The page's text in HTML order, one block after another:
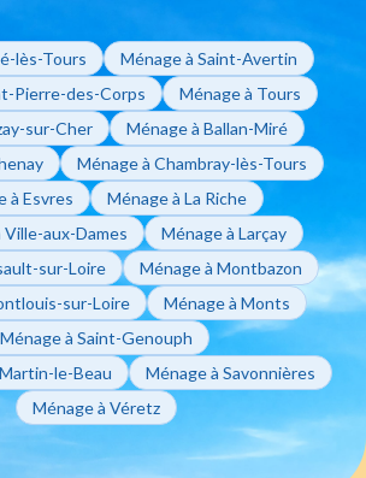
lès-Tours
Ménage à Saint-Avertin
Pierre-des-Corps
Ménage à Tours
sur-Cher
Ménage à Ballan-Miré
Ménage à Chambray-lès-Tours
à Esvres
Ménage à La Riche
Ville-aux-Dames
Ménage à Larçay
sur-Loire
Ménage à Montbazon
sur-Loire
Ménage à Monts
Ménage à Saint-Genouph
le-Beau
Ménage à Savonnières
Ménage à Véretz